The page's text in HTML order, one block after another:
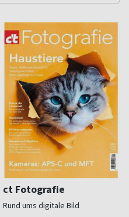
ct Fotografie
Rund ums digitale Bild